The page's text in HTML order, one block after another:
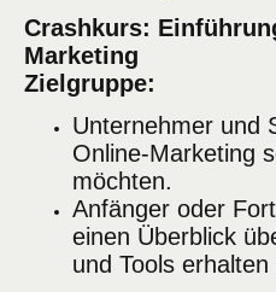
Crashkurs:
Marketing
Zielgruppe:
Unternehmer und
Online-Marketing
möchten.
Anfänger oder
einen Überblick
und Tools